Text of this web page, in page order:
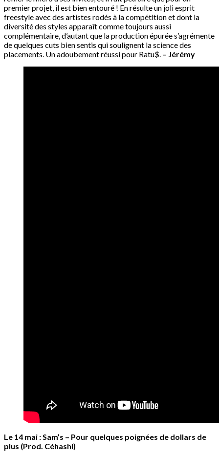
premier projet, il est bien entouré ! En résulte un joli esprit
freestyle avec des artistes rodés à la compétition et dont la
diversité des styles apparaît comme toujours aussi
complémentaire, d’autant que la production épurée s’agrémente
de quelques cuts bien sentis qui soulignent la science des
placements. Un adoubement réussi pour Ratu$. – Jérémy
Le 14 mai : Sam’s – Pour quelques poignées de dollars de
plus (Prod. Céhashi)